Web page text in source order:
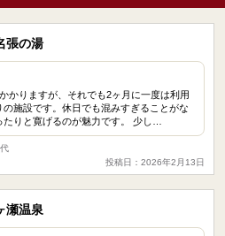
張の湯
かりますが、それでも2ヶ月に一度は利用
の施設です。休日でも混みすぎることがな
たりと寛げるのが魅力です。 少し…
投稿日：2026年2月13日
瀬温泉